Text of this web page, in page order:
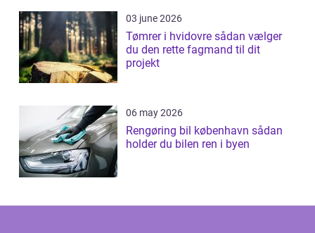
03 june 2026
Tømrer i hvidovre sådan vælger
du den rette fagmand til dit
projekt
06 may 2026
Rengøring bil københavn sådan
holder du bilen ren i byen